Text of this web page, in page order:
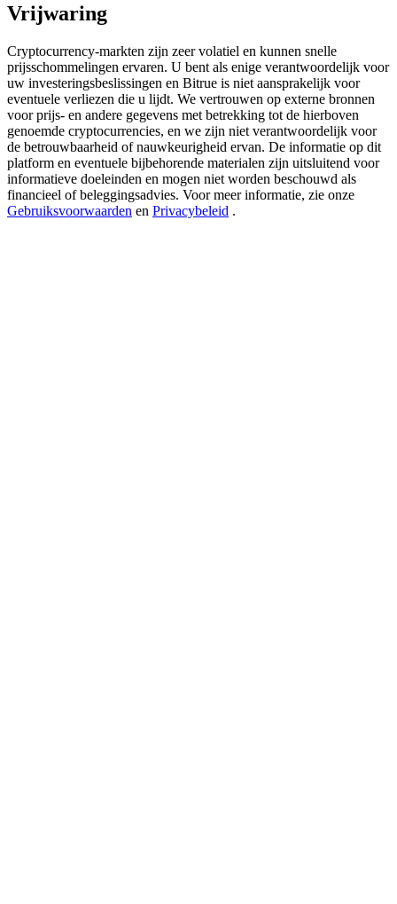
Precious Metals Trading Carnival
Trade Gold & Silver · 33,333 USDT Bonus
USDT New User Exclusive 10% APR
USDT Flexible Staking | Daily Rewards
Vrijwaring
Cryptocurrency-markten zijn zeer volatiel en kunnen snelle
prijsschommelingen ervaren. U bent als enige verantwoordelijk voor
uw investeringsbeslissingen en Bitrue is niet aansprakelijk voor
eventuele verliezen die u lijdt. We vertrouwen op externe bronnen
voor prijs- en andere gegevens met betrekking tot de hierboven
genoemde cryptocurrencies, en we zijn niet verantwoordelijk voor
de betrouwbaarheid of nauwkeurigheid ervan. De informatie op dit
platform en eventuele bijbehorende materialen zijn uitsluitend voor
informatieve doeleinden en mogen niet worden beschouwd als
financieel of beleggingsadvies. Voor meer informatie, zie onze
Gebruiksvoorwaarden en Privacybeleid .